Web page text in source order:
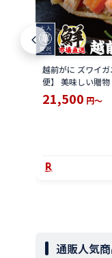
越前がに ズワイ
便】 美味しい贈
21,500 円～
通販人気